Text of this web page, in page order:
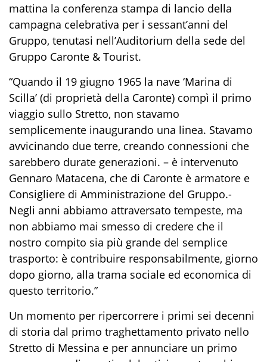
mattina la conferenza stampa di lancio della
campagna celebrativa per i sessant’anni del
Gruppo, tenutasi nell’Auditorium della sede del
Gruppo Caronte & Tourist.
“Quando il 19 giugno 1965 la nave ‘Marina di
Scilla’ (di proprietà della Caronte) compì il primo
viaggio sullo Stretto, non stavamo
semplicemente inaugurando una linea. Stavamo
avvicinando due terre, creando connessioni che
sarebbero durate generazioni. – è intervenuto
Gennaro Matacena, che di Caronte è armatore e
Consigliere di Amministrazione del Gruppo.-
Negli anni abbiamo attraversato tempeste, ma
non abbiamo mai smesso di credere che il
nostro compito sia più grande del semplice
trasporto: è contribuire responsabilmente, giorno
dopo giorno, alla trama sociale ed economica di
questo territorio.”
Un momento per ripercorrere i primi sei decenni
di storia dal primo traghettamento privato nello
Stretto di Messina e per annunciare un primo